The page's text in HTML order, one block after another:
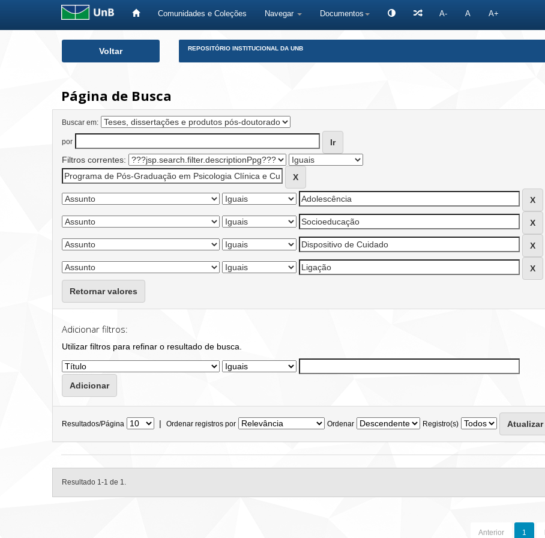
Comunidades e Coleções Navegar Documentos A- A A+
Voltar REPOSITÓRIO INSTITUCIONAL DA UNB
Página de Busca
Buscar em:
por
Filtros correntes:
Retornar valores
Adicionar filtros:
Utilizar filtros para refinar o resultado de busca.
Resultados/Página | Ordenar registros por Ordenar Registro(s)
Resultado 1-1 de 1.
Anterior 1